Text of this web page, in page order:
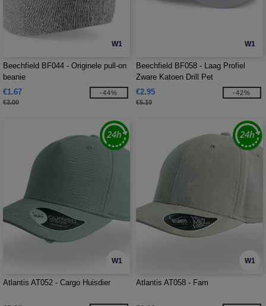
W1
Beechfield BF044 - Originele pull-on
beanie
€1.67
€3.00
-44%
W1
Beechfield BF058 - Laag Profiel
Zware Katoen Drill Pet
€2.95
€5.10
-42%
W1
Atlantis AT052 - Cargo Huisdier
W1
Atlantis AT058 - Fam